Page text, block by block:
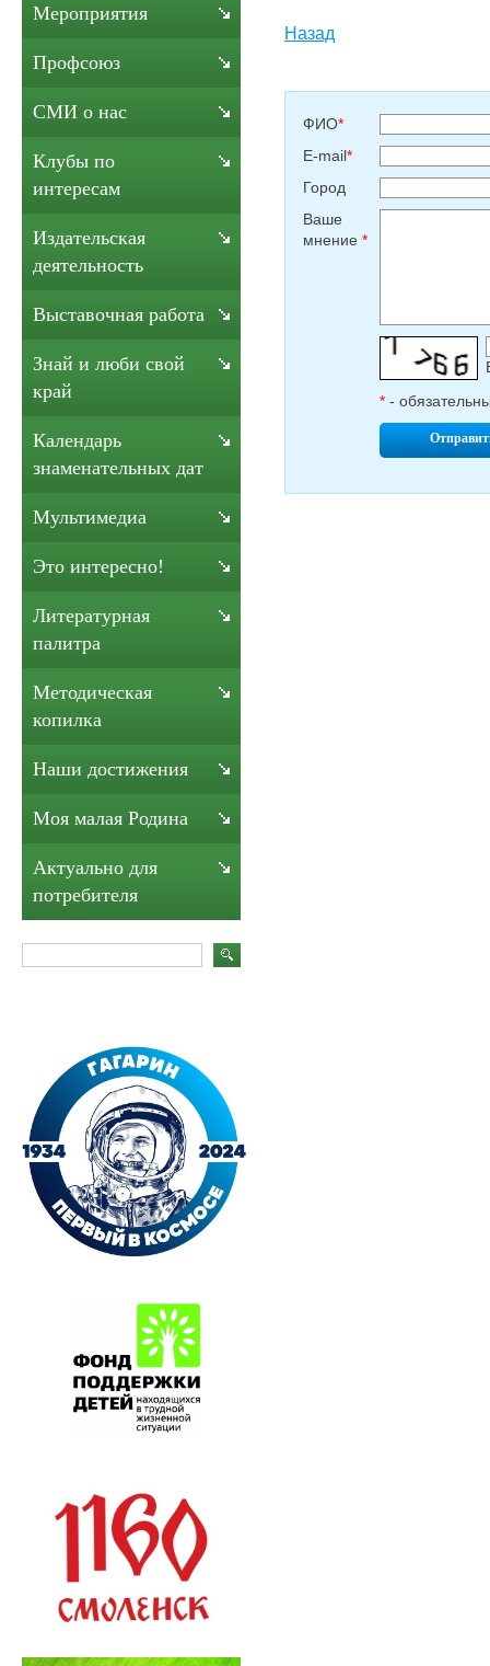
Назад
ФИО*
E-mail*
Город
Ваше
мнение *
* -
Мероприятия
Профсоюз
СМИ о нас
Клубы по
интересам
Издательская
деятельность
Выставочная работа
Знай и люби свой
край
Календарь
знаменательных дат
Мультимедиа
Это интересно!
Литературная
палитра
Методическая
копилка
Наши достижения
Моя малая Родина
Актуально для
потребителя